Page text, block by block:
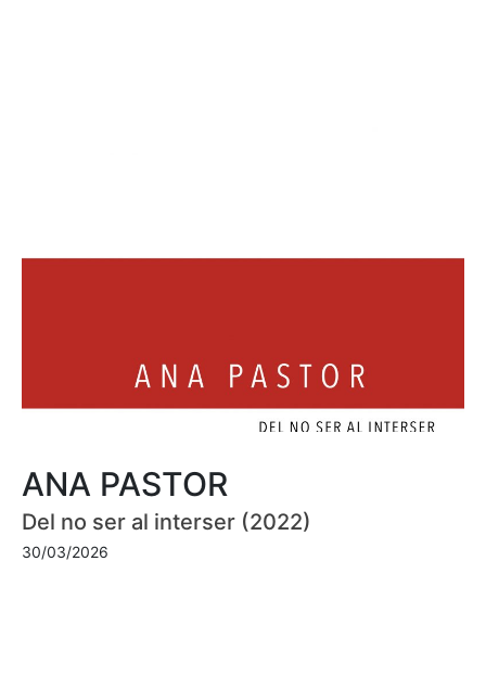
ANA PASTOR
Del no ser al interser (2022)
30/03/2026